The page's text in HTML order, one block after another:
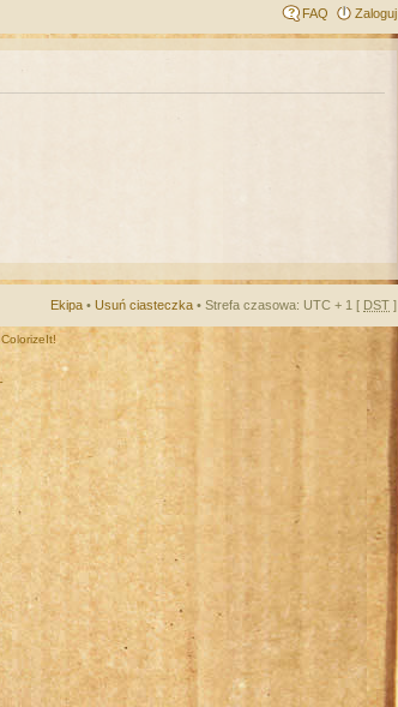
FAQ Zaloguj
Ekipa • Usuń ciasteczka • Strefa czasowa: UTC + 1 [ DST ]
ColorizeIt!